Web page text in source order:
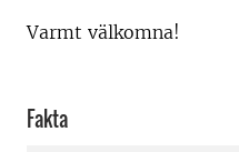
Varmt välkomna!
Fakta